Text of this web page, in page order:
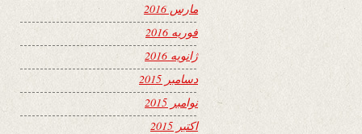
مارس 2016
فوریه 2016
ژانویه 2016
دسامبر 2015
نوامبر 2015
اکتبر 2015